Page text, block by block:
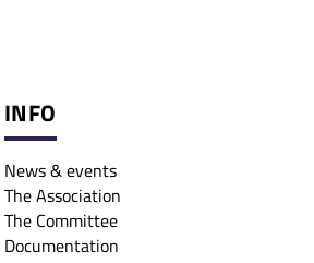
INFO
News & events
The Association
The Committee
Documentation